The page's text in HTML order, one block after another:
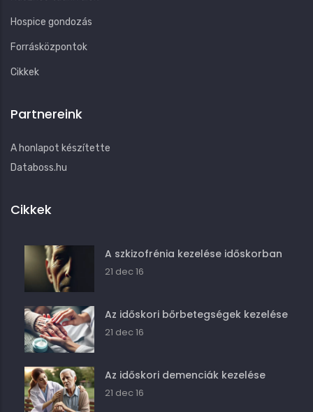
Hospice gondozás
Forrásközpontok
Cikkek
Partnereink
A honlapot készítette
Databoss.hu
Cikkek
A szkizofrénia kezelése időskorban
21 dec 16
Az időskori bőrbetegségek kezelése
21 dec 16
Az időskori demenciák kezelése
21 dec 16